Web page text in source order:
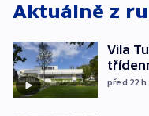
Aktuálně z
Vila
před 22 h